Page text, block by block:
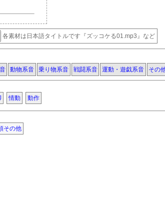
各素材は日本語タイトルです『ズッコケる01.mp3』など
動物系音 乗り物系音 戦闘系音 運動・遊戯系音 その
情動 動作
その他